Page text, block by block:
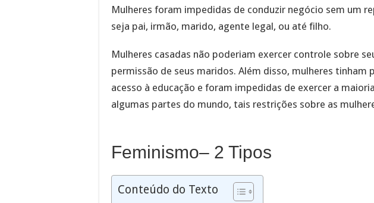
Mulheres foram impedidas de conduzir negócio sem um
seja pai, irmão, marido, agente legal, ou até filho.
Mulheres casadas não poderiam exercer controle sobre
permissão de seus maridos. Além disso, mulheres tinham
acesso à educação e foram impedidas de exercer a
algumas partes do mundo, tais restrições sobre as
Feminismo– 2 Tipos
Conteúdo do Texto